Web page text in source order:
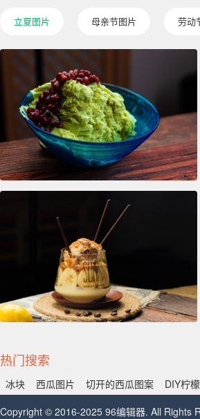
立夏图片 母亲节图片 劳动
热门搜索
冰块 西瓜图片 切开的西瓜图案 DIY柠
Copyright © 2016-2025 96编辑器. All Rights